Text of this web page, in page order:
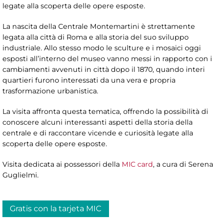
legate alla scoperta delle opere esposte.
La nascita della Centrale Montemartini è strettamente
legata alla città di Roma e alla storia del suo sviluppo
industriale. Allo stesso modo le sculture e i mosaici oggi
esposti all’interno del museo vanno messi in rapporto con i
cambiamenti avvenuti in città dopo il 1870, quando interi
quartieri furono interessati da una vera e propria
trasformazione urbanistica.
La visita affronta questa tematica, offrendo la possibilità di
conoscere alcuni interessanti aspetti della storia della
centrale e di raccontare vicende e curiosità legate alla
scoperta delle opere esposte.
Visita dedicata ai possessori della MIC card, a cura di Serena
Guglielmi.
Gratis con la tarjeta MIC